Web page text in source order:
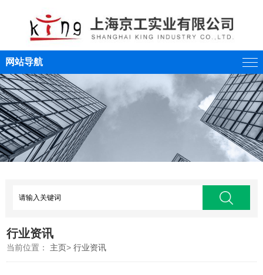
网站导航
行业资讯
当前位置： 主页>行业资讯